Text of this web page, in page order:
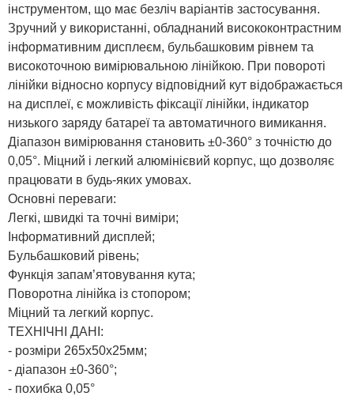
інструментом, що має безліч варіантів застосування.
Зручний у використанні, обладнаний висококонтрастним
інформативним дисплеєм, бульбашковим рівнем та
високоточною вимірювальною лінійкою. При повороті
лінійки відносно корпусу відповідний кут відображається
на дисплеї, є можливість фіксації лінійки, індикатор
низького заряду батареї та автоматичного вимикання.
Діапазон вимірювання становить ±0-360° з точністю до
0,05°. Міцний і легкий алюмінієвий корпус, що дозволяє
працювати в будь-яких умовах.
Основні переваги:
Легкі, швидкі та точні виміри;
Інформативний дисплей;
Бульбашковий рівень;
Функція запам’ятовування кута;
Поворотна лінійка із стопором;
Міцний та легкий корпус.
ТЕХНІЧНІ ДАНІ:
- розміри 265x50x25мм;
- діапазон ±0-360°;
- похибка 0,05°